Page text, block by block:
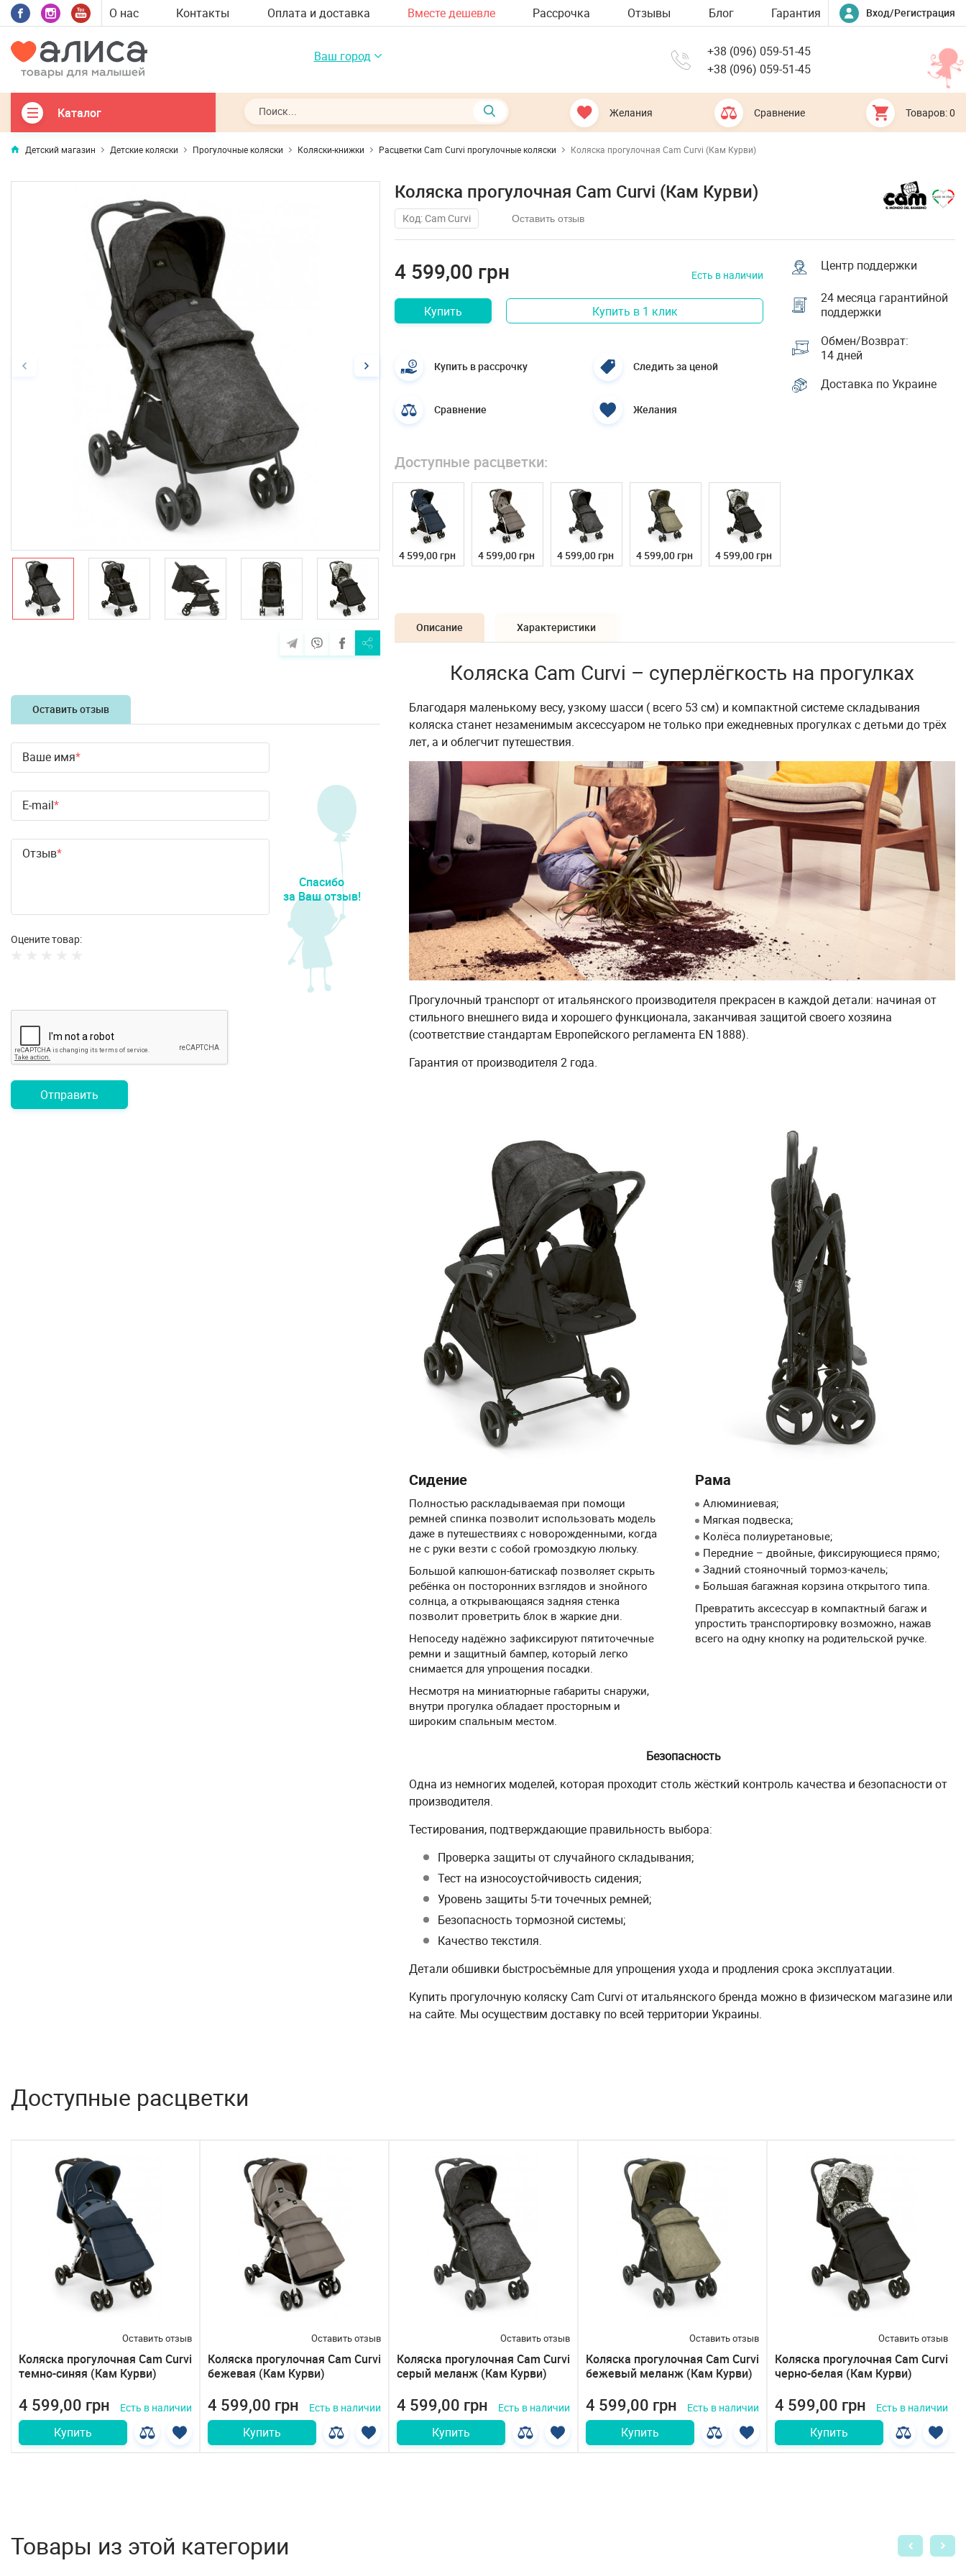
О нас Контакты Оплата и доставка Вместе дешевле Рассрочка Отзывы Блог Гарантия Вход/Регистрация
Ваш город
+38 (096) 059-51-45
+38 (096) 059-51-45
Каталог Желания Сравнение Товаров: 0
Детский магазин Детские коляски Прогулочные коляски Коляски-книжки Расцветки Cam Curvi прогулочные коляски Коляска прогулочная Cam Curvi (Кам Курви)
Оставить отзыв
Ваше имя
E-mail
Отзыв
Оцените товар:
Отправить
Спасибо
за Ваш отзыв!
Коляска прогулочная Cam Curvi (Кам Курви)
Код: Cam Curvi Оставить отзыв
4 599,00 грн Есть в наличии
Купить Купить в 1 клик
Купить в рассрочку Следить за ценой
Сравнение Желания
Центр поддержки
24 месяца гарантийной
поддержки
Обмен/Возврат:
14 дней
Доставка по Украине
Доступные расцветки:
4 599,00 грн 4 599,00 грн 4 599,00 грн 4 599,00 грн 4 599,00 грн
Описание Характеристики
Коляска Cam Curvi – суперлёгкость на прогулках
Благодаря маленькому весу, узкому шасси ( всего 53 см) и компактной системе складывания
коляска станет незаменимым аксессуаром не только при ежедневных прогулках с детьми до трёх
лет, а и облегчит путешествия.
Прогулочный транспорт от итальянского производителя прекрасен в каждой детали: начиная от
стильного внешнего вида и хорошего функционала, заканчивая защитой своего хозяина
(соответствие стандартам Европейского регламента EN 1888).
Гарантия от производителя 2 года.
Сидение
Полностью раскладываемая при помощи
ремней спинка позволит использовать модель
даже в путешествиях с новорожденными, когда
не с руки везти с собой громоздкую люльку.
Большой капюшон-батискаф позволяет скрыть
ребёнка он посторонних взглядов и знойного
солнца, а открывающаяся задняя стенка
позволит проветрить блок в жаркие дни.
Непоседу надёжно зафиксируют пятиточечные
ремни и защитный бампер, который легко
снимается для упрощения посадки.
Несмотря на миниатюрные габариты снаружи,
внутри прогулка обладает просторным и
широким спальным местом.
Рама
Алюминиевая;
Мягкая подвеска;
Колёса полиуретановые;
Передние – двойные, фиксирующиеся прямо;
Задний стояночный тормоз-качель;
Большая багажная корзина открытого типа.
Превратить аксессуар в компактный багаж и
упростить транспортировку возможно, нажав
всего на одну кнопку на родительской ручке.
Безопасность
Одна из немногих моделей, которая проходит столь жёсткий контроль качества и безопасности от
производителя.
Тестирования, подтверждающие правильность выбора:
Проверка защиты от случайного складывания;
Тест на износоустойчивость сидения;
Уровень защиты 5-ти точечных ремней;
Безопасность тормозной системы;
Качество текстиля.
Детали обшивки быстросъёмные для упрощения ухода и продления срока эксплуатации.
Купить прогулочную коляску Cam Curvi от итальянского бренда можно в физическом магазине или
на сайте. Мы осуществим доставку по всей территории Украины.
Доступные расцветки
Оставить отзыв
Коляска прогулочная Cam Curvi
темно-синяя (Кам Курви)
4 599,00 грн Есть в наличии
Купить
Оставить отзыв
Коляска прогулочная Cam Curvi
бежевая (Кам Курви)
4 599,00 грн Есть в наличии
Купить
Оставить отзыв
Коляска прогулочная Cam Curvi
серый меланж (Кам Курви)
4 599,00 грн Есть в наличии
Купить
Оставить отзыв
Коляска прогулочная Cam Curvi
бежевый меланж (Кам Курви)
4 599,00 грн Есть в наличии
Купить
Оставить отзыв
Коляска прогулочная Cam Curvi
черно-белая (Кам Курви)
4 599,00 грн Есть в наличии
Купить
Товары из этой категории